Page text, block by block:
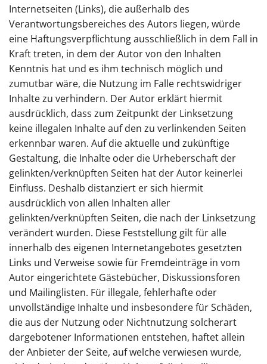
Internetseiten (Links), die außerhalb des
Verantwortungsbereiches des Autors liegen, würde
eine Haftungsverpflichtung ausschließlich in dem Fall in
Kraft treten, in dem der Autor von den Inhalten
Kenntnis hat und es ihm technisch möglich und
zumutbar wäre, die Nutzung im Falle rechtswidriger
Inhalte zu verhindern. Der Autor erklärt hiermit
ausdrücklich, dass zum Zeitpunkt der Linksetzung
keine illegalen Inhalte auf den zu verlinkenden Seiten
erkennbar waren. Auf die aktuelle und zukünftige
Gestaltung, die Inhalte oder die Urheberschaft der
gelinkten/verknüpften Seiten hat der Autor keinerlei
Einfluss. Deshalb distanziert er sich hiermit
ausdrücklich von allen Inhalten aller
gelinkten/verknüpften Seiten, die nach der Linksetzung
verändert wurden. Diese Feststellung gilt für alle
innerhalb des eigenen Internetangebotes gesetzten
Links und Verweise sowie für Fremdeinträge in vom
Autor eingerichtete Gästebücher, Diskussionsforen
und Mailinglisten. Für illegale, fehlerhafte oder
unvollständige Inhalte und insbesondere für Schäden,
die aus der Nutzung oder Nichtnutzung solcherart
dargebotener Informationen entstehen, haftet allein
der Anbieter der Seite, auf welche verwiesen wurde,